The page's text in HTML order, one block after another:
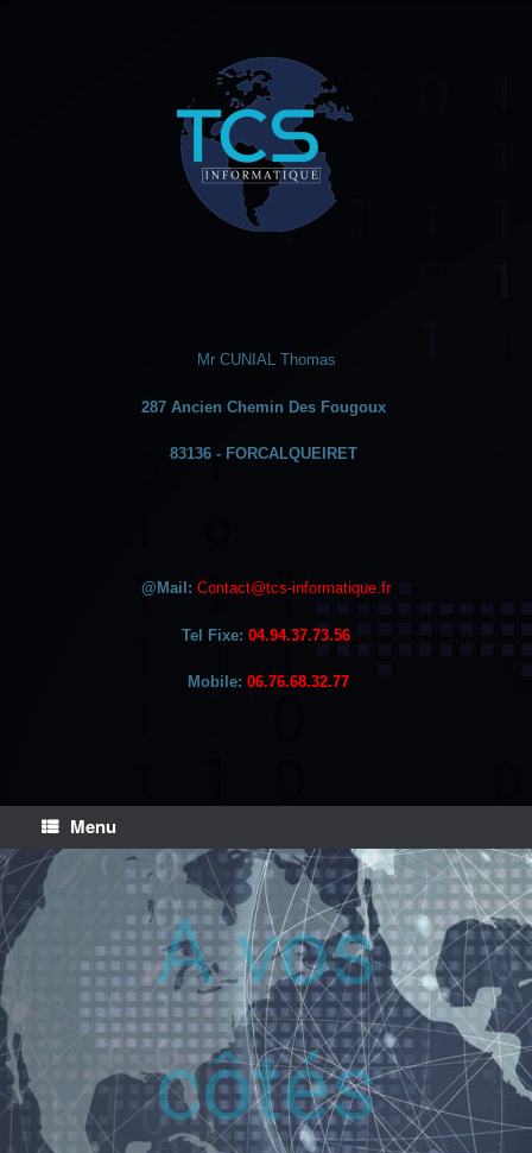
Mr CUNIAL Thomas
287 Ancien Chemin Des Fougoux
83136 - FORCALQUEIRET
@Mail: Contact@tcs-informatique.fr
Tel Fixe: 04.94.37.73.56
Mobile: 06.76.68.32.77
Menu
A vos
côtés